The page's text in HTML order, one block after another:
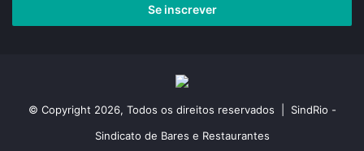
de
© Copyright 2026, Todos os direitos reservados | SindRio -
Sindicato de Bares e Restaurantes